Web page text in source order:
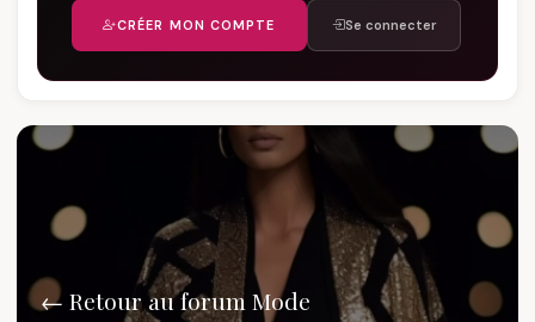
CRÉER MON COMPTE Se connecter
← Retour au forum Mode